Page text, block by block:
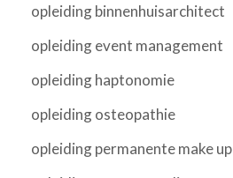
opleiding binnenhuisarchitect
opleiding event management
opleiding haptonomie
opleiding osteopathie
opleiding permanente make up